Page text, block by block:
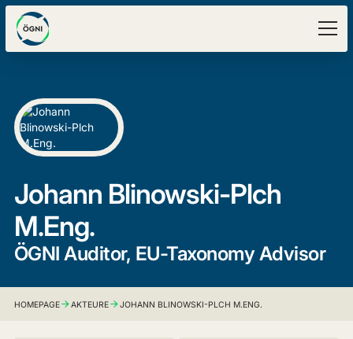
Johann Blinowski-Plch
M.Eng.
ÖGNI Auditor, EU-Taxonomy Advisor
HOMEPAGE AKTEURE JOHANN BLINOWSKI-PLCH M.ENG.